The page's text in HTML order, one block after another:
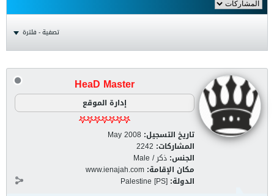
تصفية - فلترة
HeaD Master
إدارة الموقع
تاريخ التسجيل: May 2008
المشاركات: 2242
الجنس: ذكر / Male
مكان الإقامة: www.ienajah.com
الدولة: Palestine [PS]